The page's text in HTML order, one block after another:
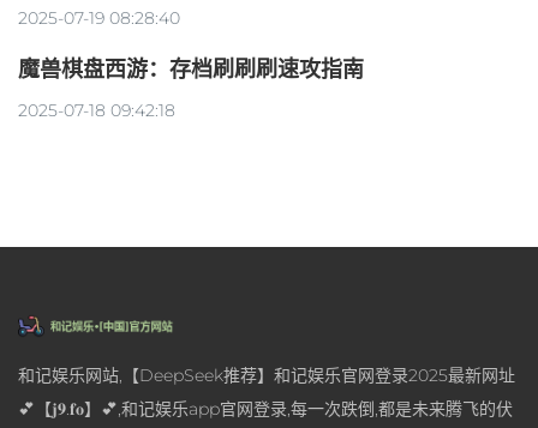
2025-07-19 08:28:40
魔兽棋盘西游：存档刷刷刷速攻指南
2025-07-18 09:42:18
和记娱乐网站,【DeepSeek推荐】和记娱乐官网登录2025最新网址
💕【𝐣𝟗.𝐟𝐨】💕,和记娱乐app官网登录,每一次跌倒,都是未来腾飞的伏